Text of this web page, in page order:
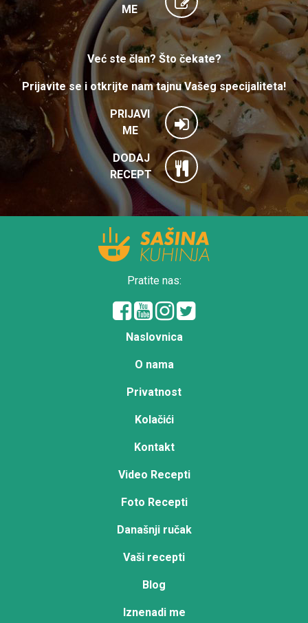
ME
Već ste član? Što čekate?
Prijavite se i otkrijte nam tajnu Vašeg specijaliteta!
PRIJAVI
ME
DODAJ
RECEPT
Pratite nas:
Naslovnica
O nama
Privatnost
Kolačići
Kontakt
Video Recepti
Foto Recepti
Današnji ručak
Vaši recepti
Blog
Iznenadi me